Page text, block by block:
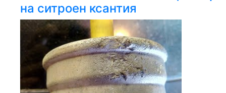
на ситроен ксантия